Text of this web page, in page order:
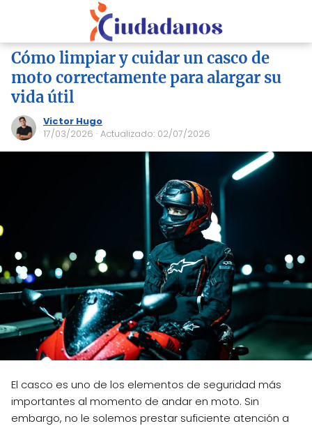
Cómo limpiar y cuidar un casco de
moto correctamente para alargar su
vida útil
Victor Hugo
17/03/2026 · Actualizado: 02/07/2026
El casco es uno de los elementos de seguridad más
importantes al momento de andar en moto. Sin
embargo, no le solemos prestar suficiente atención a